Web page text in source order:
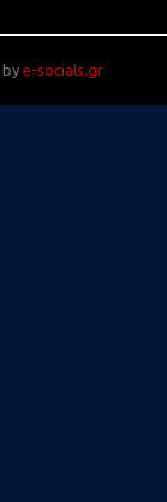
bye-socials.gr